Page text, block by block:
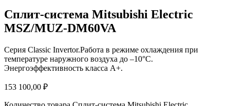
Сплит-система Mitsubishi Electric
MSZ/MUZ-DM60VA
Серия Classic Invertor.Работа в режиме охлаждения при
температуре наружного воздуха до –10°C.
Энергоэффективность класса А+.
153 100,00 ₽